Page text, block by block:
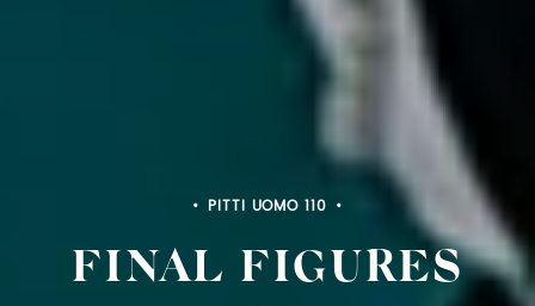
PITTI UOMO 110
FINAL FIGURES